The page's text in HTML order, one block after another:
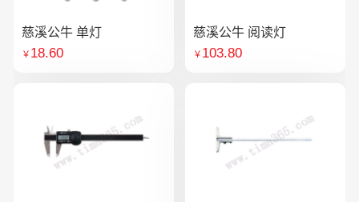
慈溪公牛 单灯
￥ 18.60
慈溪公牛 阅读灯
￥ 103.80